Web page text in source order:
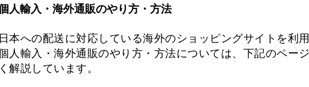
人輸入・海外通販のやり方・方法
日本への配送に対応している海外のショッピングサイトを利用
人輸入・海外通販のやり方・方法については、下記のペー
く解説しています。